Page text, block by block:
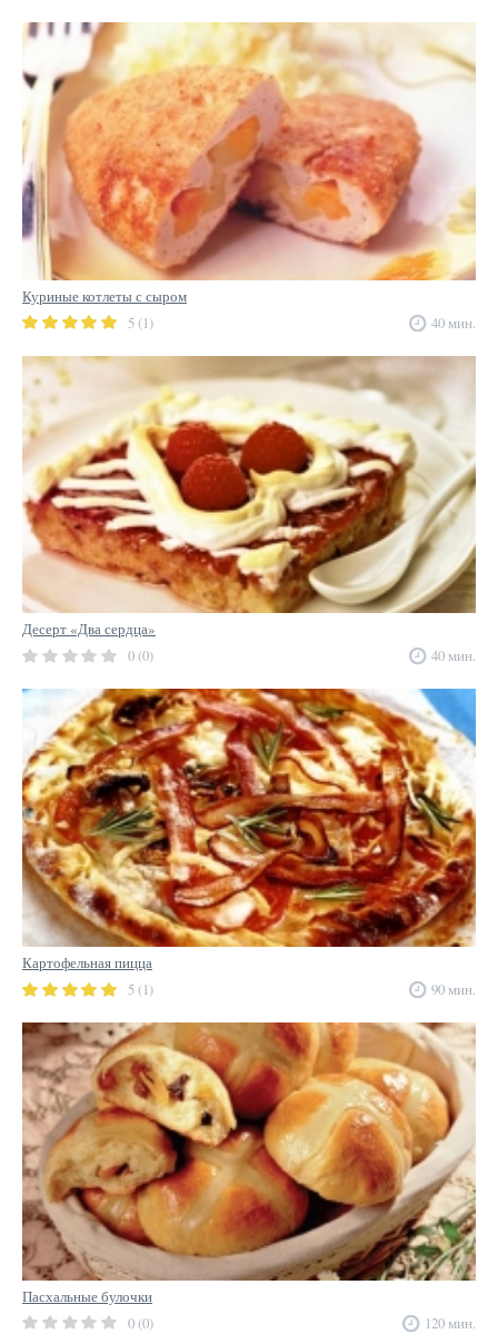
Куриные котлеты с сыром
5 (1)
40 мин.
Десерт «Два сердца»
0 (0)
40 мин.
Картофельная пицца
5 (1)
90 мин.
Пасхальные булочки
0 (0)
120 мин.